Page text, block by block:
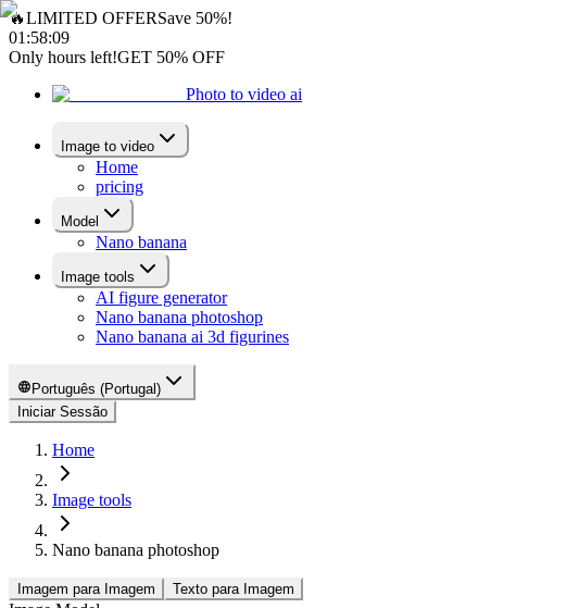
🔥LIMITED OFFERSave 50%!
01 :58:08
Only hours left!GET 50% OFF
Photo to video ai
Image to video
Home
pricing
Model
Nano banana
Image tools
AI figure generator
Nano banana photoshop
Nano banana ai 3d figurines
Português (Portugal)
Iniciar Sessão
Home
Image tools
Nano banana photoshop
Imagem para Imagem Texto para Imagem